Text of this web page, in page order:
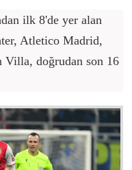
ilk 8'de yer alan
Atletico Madrid,
doğrudan son 16